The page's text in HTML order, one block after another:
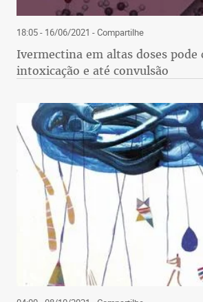
18:05 - 16/06/2021 - Compartilhe
Ivermectina em altas doses pode
intoxicação e até convulsão